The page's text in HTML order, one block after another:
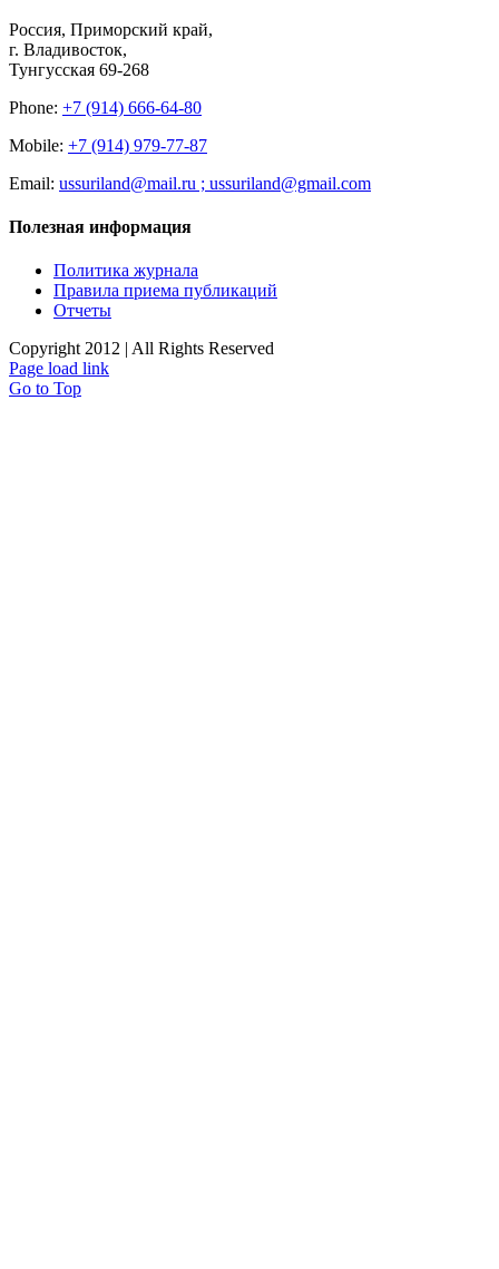
Россия, Приморский край,
г. Владивосток,
Тунгусская 69-268
Phone: +7 (914) 666-64-80
Mobile: +7 (914) 979-77-87
Email: ussuriland@mail.ru ; ussuriland@gmail.com
Полезная информация
Политика журнала
Правила приема публикаций
Отчеты
Copyright 2012 | All Rights Reserved
Page load link
Go to Top